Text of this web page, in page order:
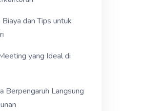
dan Tips untuk
yang Ideal di
Berpengaruh Langsung